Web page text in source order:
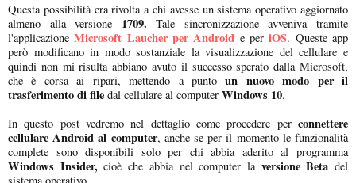
Questa possibilità era rivolta a chi avesse un sistema operativo aggiornato
almeno alla versione 1709.Tale sincronizzazione avveniva tramite
l'applicazioneMicrosoft Laucher per Android e per iOS. Queste app
però modificano in modo sostanziale la visualizzazione del cellulare e
quindi non mi risulta abbiano avuto il successo sperato dalla Microsoft,
che è corsa ai ripari, mettendo a puntoun nuovo modo per il
trasferimento di file dal cellulare al computer Windows 10.
In questo post vedremo nel dettaglio come procedere perconnettere
cellulare Android al computer, anche se per il momento le funzionalità
complete sono disponibili solo per chi abbia aderito al programma
Windows Insider,cioè che abbia nel computer laversione Beta del